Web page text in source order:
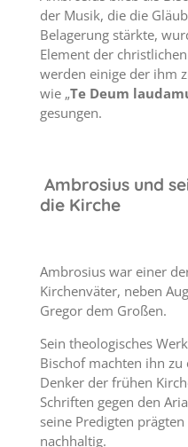
der Musik, die die
Belagerung stärkte,
Element der
werden einige der ihm
wie „Te Deum
gesungen.
Ambrosius und
die Kirche
Ambrosius war einer
Kirchenväter, neben
Gregor dem Großen.
Sein theologisches
Bischof machten ihn
Denker der frühen
Schriften gegen den
seine Predigten
nachhaltig.